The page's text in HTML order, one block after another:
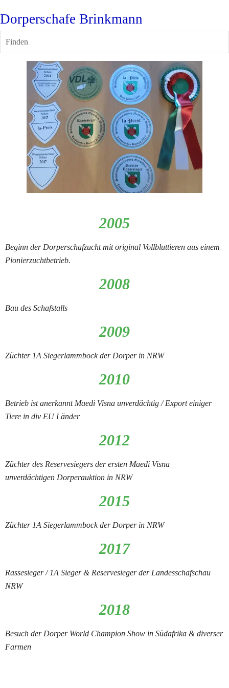
Dorperschafe Brinkmann
Finden
2005
Beginn der Dorperschafzucht mit original Vollbluttieren aus einem
Pionierzuchtbetrieb.
2008
Bau des Schafstalls
2009
Züchter 1A Siegerlammbock der Dorper in NRW
2010
Betrieb ist anerkannt Maedi Visna unverdächtig / Export einiger
Tiere in div EU Länder
2012
Züchter des Reservesiegers der ersten Maedi Visna
unverdächtigen Dorperauktion in NRW
2015
Züchter 1A Siegerlammbock der Dorper in NRW
2017
Rassesieger / 1A Sieger & Reservesieger der Landesschafschau
NRW
2018
Besuch der Dorper World Champion Show in Südafrika & diverser
Farmen